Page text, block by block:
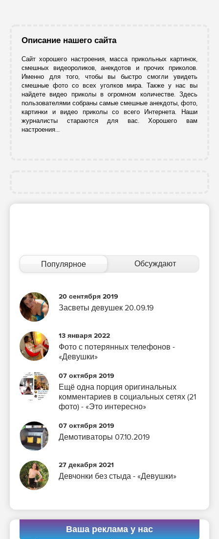
Описание нашего сайта
Сайт хорошего настроения, масса прикольных картинок,
смешных видеороликов, анекдотов и прочих приколов.
Именно для того, чтобы вы быстро смогли увидеть
смешные фото со всех уголков мира. Также у нас вы
найдете видео приколы в огромном количестве. Здесь
пользователями собраны самые смешные анекдоты, фото,
картинки и видео приколы со всего Интернета. Наши
журналисты стараются для вас. Хорошего вам
настроения...
Популярное Обсуждают
20 сентября 2019
Засветы девушек 20.09.19
13 января 2022
Фото с потерянных телефонов -
«Девушки»
07 октября 2019
Ещё одна порция оригинальных
комментариев в социальных сетях (21
фото) - «Это интересно»
07 октября 2019
Демотиваторы 07.10.2019
27 декабря 2021
Девчонки без стыда - «Девушки»
Ваша реклама у нас